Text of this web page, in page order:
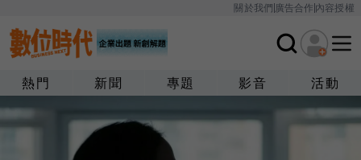
關於我們廣告合作內容授權
熱門 新聞 專題 影音 活動